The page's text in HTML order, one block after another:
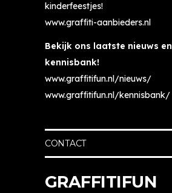
kinderfeestjes!
www.graffiti-aanbieders.nl
Bekijk ons laatste nieuws en
kennisbank!
www.graffitifun.nl/nieuws/
www.graffitifun.nl/kennisbank/
CONTACT
GRAFFITIFUN